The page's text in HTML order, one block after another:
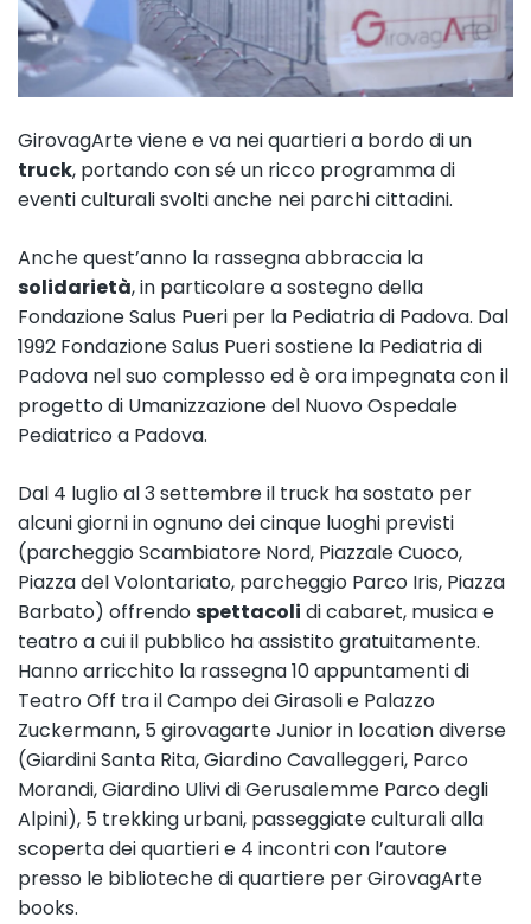
GirovagArte viene e va nei quartieri a bordo di un
truck, portando con sé un ricco programma di
eventi culturali svolti anche nei parchi cittadini.
Anche quest’anno la rassegna abbraccia la
solidarietà, in particolare a sostegno della
Fondazione Salus Pueri per la Pediatria di Padova. Dal
1992 Fondazione Salus Puerisostiene la Pediatria di
Padova nel suo complesso ed è ora impegnata con il
progetto di Umanizzazione del Nuovo Ospedale
Pediatrico a Padova.
Dal 4 luglio al 3 settembre il truck ha sostato per
alcuni giorni in ognuno dei cinque luoghi previsti
(parcheggio Scambiatore Nord, Piazzale Cuoco,
Piazza del Volontariato, parcheggio Parco Iris, Piazza
Barbato) offrendospettacoli di cabaret, musica e
teatro a cui il pubblico ha assistito gratuitamente.
Hanno arricchito la rassegna 10 appuntamenti di
Teatro Off tra il Campo dei Girasoli e Palazzo
Zuckermann, 5 girovagarte Junior in location diverse
(Giardini Santa Rita, Giardino Cavalleggeri, Parco
Morandi, Giardino Ulivi di Gerusalemme Parco degli
Alpini), 5 trekking urbani, passeggiate culturali alla
scoperta dei quartieri e 4 incontri con l’autore
presso le biblioteche di quartiere per GirovagArte
books.